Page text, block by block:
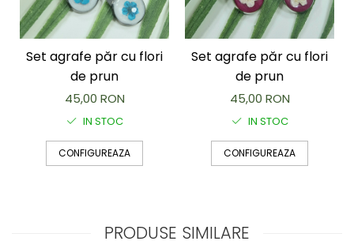
Set agrafe păr cu flori
de prun
45,00 RON
IN STOC
CONFIGUREAZA
Set agrafe păr cu flori
de prun
45,00 RON
IN STOC
CONFIGUREAZA
PRODUSE SIMILARE